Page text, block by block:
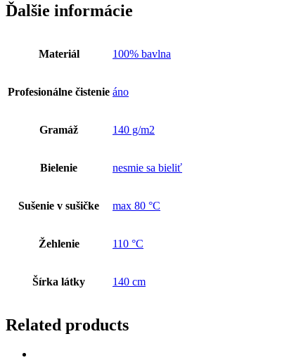
Ďalšie informácie
Materiál 100% bavlna
Profesionálne čistenie áno
Gramáž 140 g/m2
Bielenie nesmie sa bieliť
Sušenie v sušičke max 80 °C
Žehlenie 110 °C
Šírka látky 140 cm
Related products